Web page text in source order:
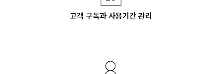
고객 구독과 사용기간 관리